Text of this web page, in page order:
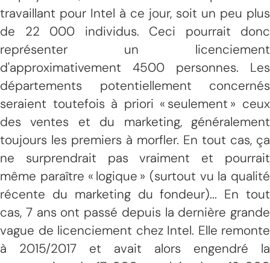
travaillant pour Intel à ce jour, soit un peu plus
de 22 000 individus. Ceci pourrait donc
représenter un licenciement
d'approximativement 4500 personnes. Les
départements potentiellement concernés
seraient toutefois à priori « seulement » ceux
des ventes et du marketing, généralement
toujours les premiers à morfler. En tout cas, ça
ne surprendrait pas vraiment et pourrait
même paraître « logique » (surtout vu la qualité
récente du marketing du fondeur)... En tout
cas, 7 ans ont passé depuis la dernière grande
vague de licenciement chez Intel. Elle remonte
à 2015/2017 et avait alors engendré la